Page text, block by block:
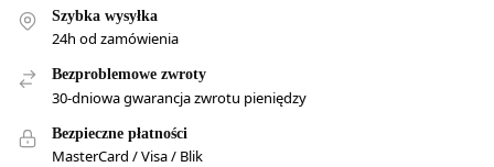
Szybka wysyłka
24h od zamówienia
Bezproblemowe zwroty
30-dniowa gwarancja zwrotu pieniędzy
Bezpieczne płatności
MasterCard / Visa / Blik